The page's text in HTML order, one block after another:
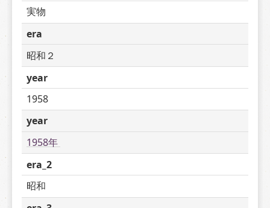
実物
era
昭和２
year
1958
year
1958年
era_2
昭和